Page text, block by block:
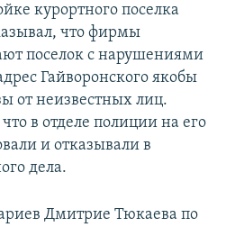
курортного поселка
что фирмы
поселок с нарушениями
Гайворонского якобы
от неизвестных лиц.
в отделе полиции на его
и отказывали в
дела.
Дмитрие Тюкаева по